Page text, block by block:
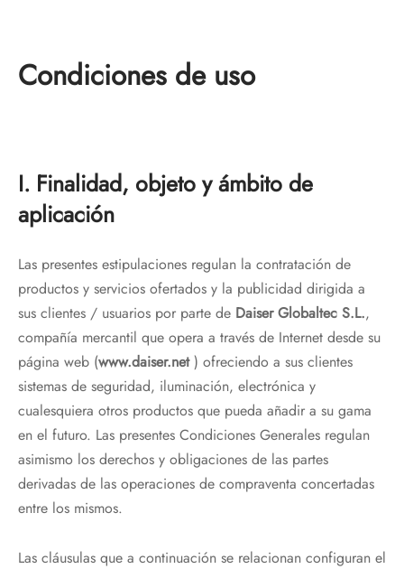
Condiciones de uso
I. Finalidad, objeto y ámbito de
aplicación
Las presentes estipulaciones regulan la contratación de
productos y servicios ofertados y la publicidad dirigida a
sus clientes / usuarios por parte de Daiser Globaltec S.L.,
compañía mercantil que opera a través de Internet desde su
página web (www.daiser.net) ofreciendo a sus clientes
sistemas de seguridad, iluminación, electrónica y
cualesquiera otros productos que pueda añadir a su gama
en el futuro. Las presentes Condiciones Generales regulan
asimismo los derechos y obligaciones de las partes
derivadas de las operaciones de compraventa concertadas
entre los mismos.
Las cláusulas que a continuación se relacionan configuran el